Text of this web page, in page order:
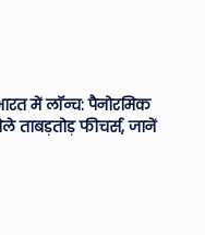
में लॉन्च: पैनोरमिक
फीचर्स, जानें